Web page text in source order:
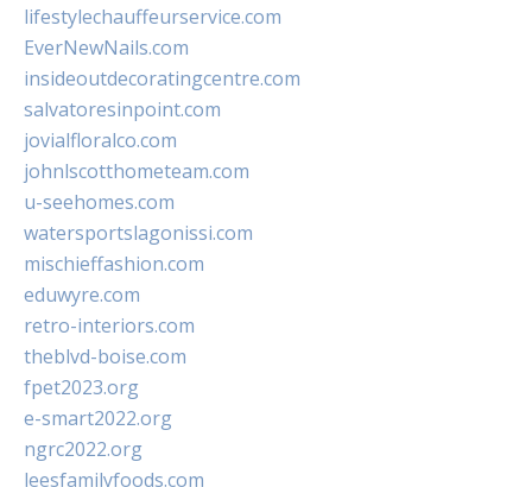
lifestylechauffeurservice.com
EverNewNails.com
insideoutdecoratingcentre.com
salvatoresinpoint.com
jovialfloralco.com
johnlscotthometeam.com
u-seehomes.com
watersportslagonissi.com
mischieffashion.com
eduwyre.com
retro-interiors.com
theblvd-boise.com
fpet2023.org
e-smart2022.org
ngrc2022.org
leesfamilyfoods.com